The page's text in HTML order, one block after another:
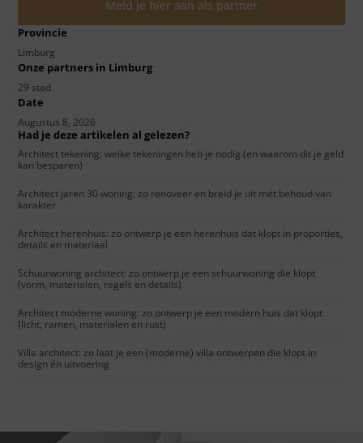
Meld je hier aan als partner
Provincie
Limburg
Onze partners in Limburg
29 stad
Date
Augustus 8, 2026
Had je deze artikelen al gelezen?
Architect tekening: welke tekeningen heb je nodig (en waarom dit je geld
kan besparen)
Architect jaren 30 woning: zo renoveer en breid je uit mét behoud van
karakter
Architect herenhuis: zo ontwerp je een herenhuis dat klopt in proporties,
details en materiaal
Schuurwoning architect: zo ontwerp je een schuurwoning die klopt
(vorm, materialen, regels en details)
Architect moderne woning: zo ontwerp je een modern huis dat klopt
(licht, ramen, materialen en rust)
Villa architect: zo laat je een (moderne) villa ontwerpen die klopt in
design én uitvoering